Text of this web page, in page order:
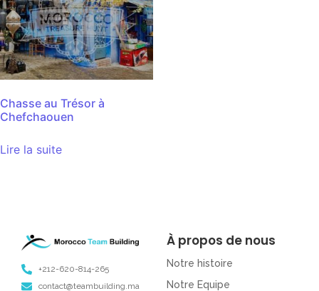
Chasse au Trésor à
Chefchaouen
Lire la suite
+212-620-814-265
contact@teambuilding.ma
À propos de nous
Notre histoire
Notre Equipe